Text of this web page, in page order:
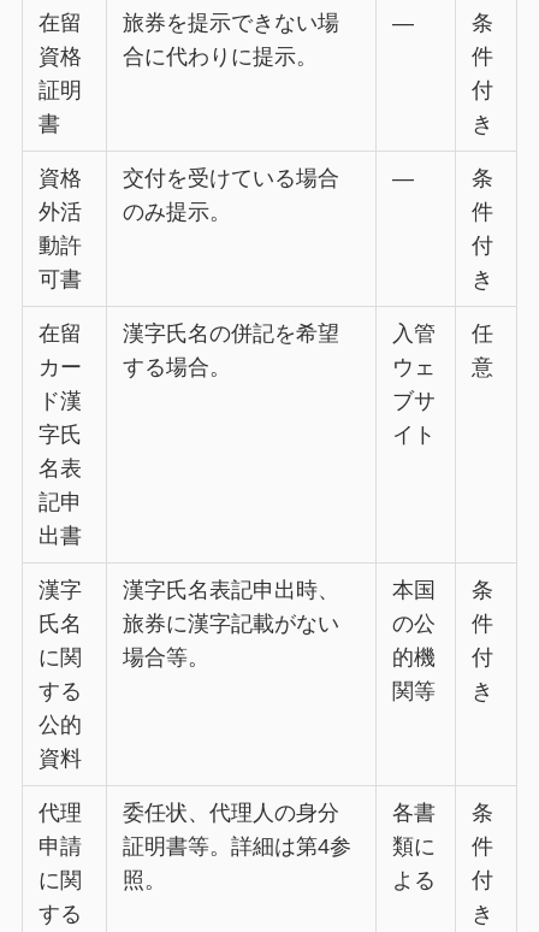
在留
資格
証明
書
旅券を提示できない場
合に代わりに提示。
—
条
件
付
き
資格
外活
動許
可書
交付を受けている場合
のみ提示。
—
条
件
付
き
在留
カー
ド漢
字氏
名表
記申
出書
漢字氏名の併記を希望
する場合。
入管
ウェ
ブサ
イト
任
意
漢字
氏名
に関
する
公的
資料
漢字氏名表記申出時、
旅券に漢字記載がない
場合等。
本国
の公
的機
関等
条
件
付
き
代理
申請
に関
する
委任状、代理人の身分
証明書等。詳細は第4参
照。
各書
類に
よる
条
件
付
き